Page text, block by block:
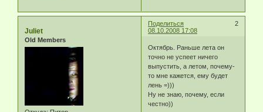
Поделиться
2
08.10.2008 17:08
Juliet
Old Members
Октябрь. Раньше лета он
точно не успеет ничего
выпустить, а летом, почему-
то мне кажется, ему будет
лень =)))
Ну не знаю, почему, если
честно))